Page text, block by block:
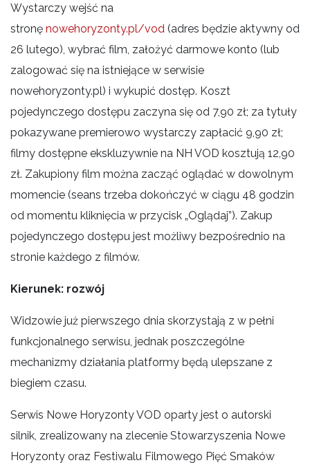
Wystarczy wejść na
stronę nowehoryzonty.pl/vod (adres będzie aktywny od
26 lutego), wybrać film, założyć darmowe konto (lub
zalogować się na istniejące w serwisie
nowehoryzonty.pl) i wykupić dostęp. Koszt
pojedynczego dostępu zaczyna się od 7,90 zł; za tytuły
pokazywane premierowo wystarczy zapłacić 9,90 zł;
filmy dostępne ekskluzywnie na NH VOD kosztują 12,90
zł. Zakupiony film można zacząć oglądać w dowolnym
momencie (seans trzeba dokończyć w ciągu 48 godzin
od momentu kliknięcia w przycisk „Oglądaj”). Zakup
pojedynczego dostępu jest możliwy bezpośrednio na
stronie każdego z filmów.
Kierunek: rozwój
Widzowie już pierwszego dnia skorzystają z w pełni
funkcjonalnego serwisu, jednak poszczególne
mechanizmy działania platformy będą ulepszane z
biegiem czasu.
Serwis Nowe Horyzonty VOD oparty jest o autorski
silnik, zrealizowany na zlecenie Stowarzyszenia Nowe
Horyzonty oraz Festiwalu Filmowego Pięć Smaków